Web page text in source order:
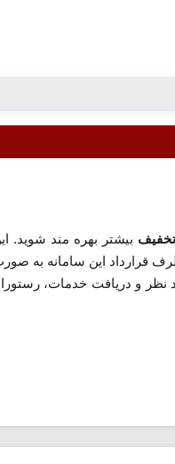
بیشتر بهره مند شوید.
این سامانه به
دریافت خدمات، رستوران
این مرحله با وارد کردن کد